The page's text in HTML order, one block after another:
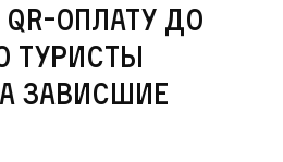
оплату до
туристы
зависшие